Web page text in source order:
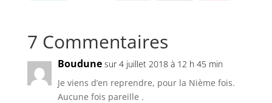
7 Commentaires
Boudune sur 4 juillet 2018 à 12 h 45 min
Je viens d’en reprendre, pour la Nième fois.
Aucune fois pareille .